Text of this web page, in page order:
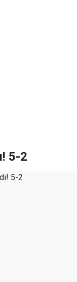
5-2